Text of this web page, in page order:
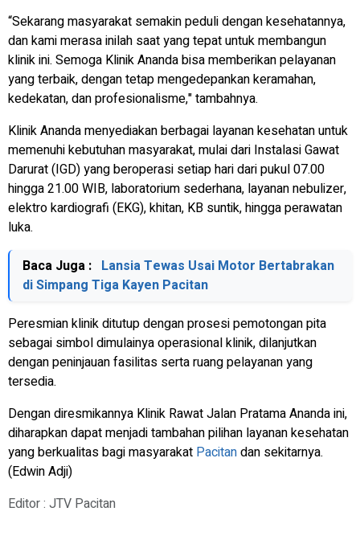
“Sekarang masyarakat semakin peduli dengan kesehatannya,
dan kami merasa inilah saat yang tepat untuk membangun
klinik ini. Semoga Klinik Ananda bisa memberikan pelayanan
yang terbaik, dengan tetap mengedepankan keramahan,
kedekatan, dan profesionalisme," tambahnya.
Klinik Ananda menyediakan berbagai layanan kesehatan untuk
memenuhi kebutuhan masyarakat, mulai dari Instalasi Gawat
Darurat (IGD) yang beroperasi setiap hari dari pukul 07.00
hingga 21.00 WIB, laboratorium sederhana, layanan nebulizer,
elektro kardiografi (EKG), khitan, KB suntik, hingga perawatan
luka.
Baca Juga : Lansia Tewas Usai Motor Bertabrakan
di Simpang Tiga Kayen Pacitan
Peresmian klinik ditutup dengan prosesi pemotongan pita
sebagai simbol dimulainya operasional klinik, dilanjutkan
dengan peninjauan fasilitas serta ruang pelayanan yang
tersedia.
Dengan diresmikannya Klinik Rawat Jalan Pratama Ananda ini,
diharapkan dapat menjadi tambahan pilihan layanan kesehatan
yang berkualitas bagi masyarakat Pacitandan sekitarnya.
(Edwin Adji)
Editor : JTV Pacitan